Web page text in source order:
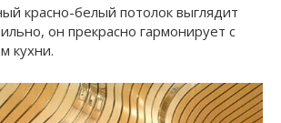
красно-белый потолок выглядит
он прекрасно гармонирует с
кухни.